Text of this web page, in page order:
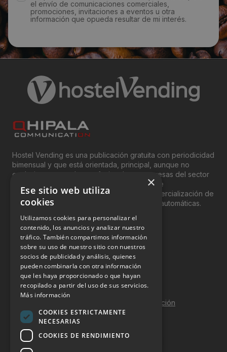
Visitas a producto:
2107
Fecha de publicación de producto:
el envío de comunicaciones comerciales,
promociones, invitaciones a eventos u otra
información que opueda resultar de mi interés.
Hostel Vending es una publicación gratuita con periodicidad
bimensual y que está orientada, principal, aunque no
exclusivamente, a los profesionales y empresas del sector
del “Vending”; nombre con el que se conoce
genéricamente entre profesionales a la comercialización de
productos y servicios a través de máquinas automáticas.
INFORMACIÓN LEGAL
Aviso Legal
Política de Privacidad
Política de Cookies
Política de calidad y seguridad de la información
Contacto
×
Ese sitio web utiliza
cookies
Utilizamos cookies para personalizar el
contenido, los anuncios y analizar nuestro
tráfico. También compartimos información
sobre su uso de nuestro sitio con nuestros
socios de publicidad y análisis, quienes
pueden combinarla con otra información
que les haya proporcionado o que hayan
recopilado a partir del uso de sus servicios.
Más información
COOKIES ESTRICTAMENTE
NECESARIAS
COOKIES DE RENDIMIENTO